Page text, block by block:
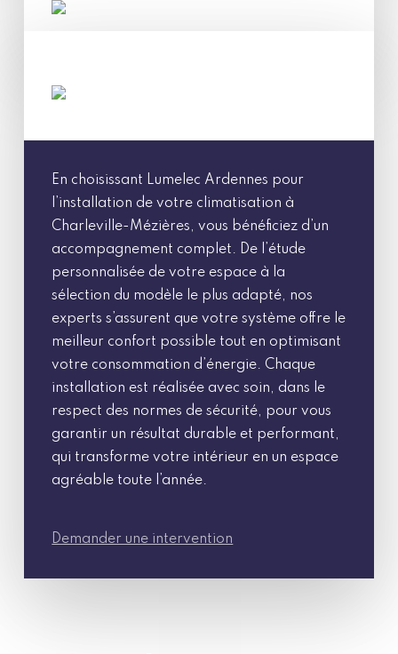
En choisissant Lumelec Ardennes pour
l’installation de votre climatisation à
Charleville-Mézières, vous bénéficiez d’un
accompagnement complet. De l’étude
personnalisée de votre espace à la
sélection du modèle le plus adapté, nos
experts s’assurent que votre système offre le
meilleur confort possible tout en optimisant
votre consommation d’énergie. Chaque
installation est réalisée avec soin, dans le
respect des normes de sécurité, pour vous
garantir un résultat durable et performant,
qui transforme votre intérieur en un espace
agréable toute l’année.
Demander une intervention